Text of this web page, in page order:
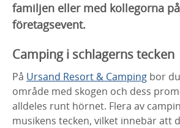
familjen eller med kollegorna
företagsevent.
Camping i schlagerns tecken
På Ursand Resort & Camping bor
område med skogen och dess
alldeles runt hörnet. Flera av
musikens tecken, vilket innebär att